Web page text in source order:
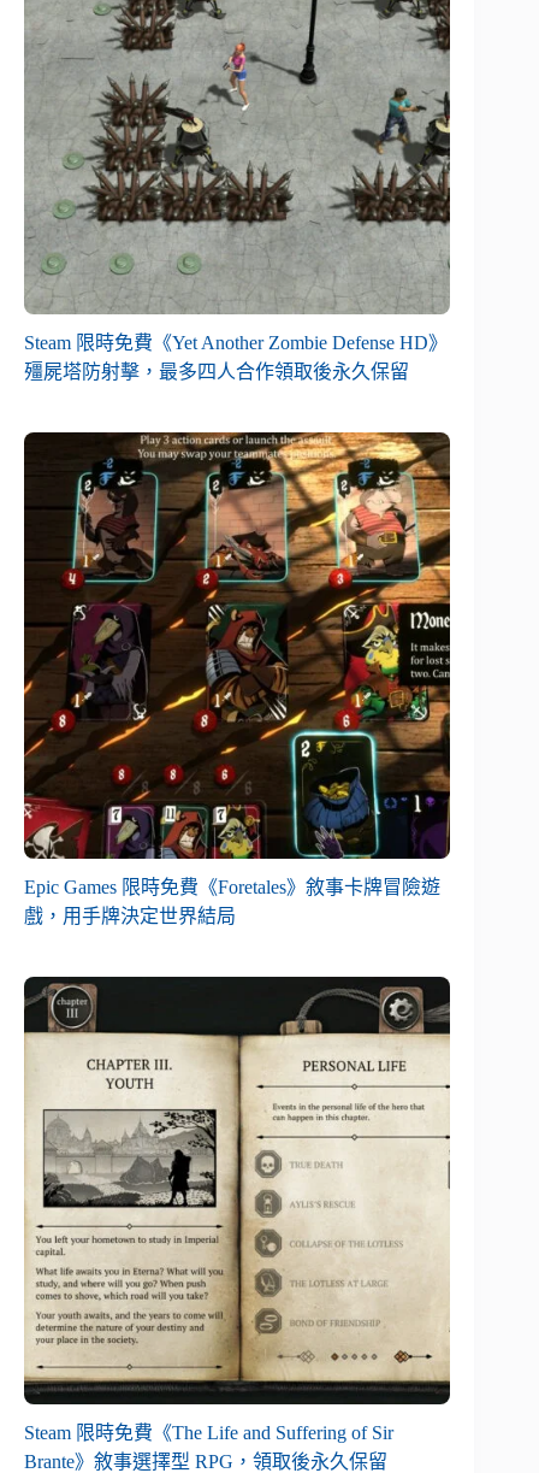
Steam 限時免費《Yet Another Zombie Defense HD》
殭屍塔防射擊，最多四人合作領取後永久保留
Epic Games 限時免費《Foretales》敘事卡牌冒險遊
戲，用手牌決定世界結局
Steam 限時免費《The Life and Suffering of Sir
Brante》敘事選擇型 RPG，領取後永久保留